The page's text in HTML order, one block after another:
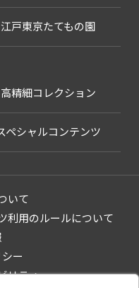
江戸東京たてもの園
高精細コレクション
ペシャルコンテンツ
いて
利用のルールについて
ー
リティ